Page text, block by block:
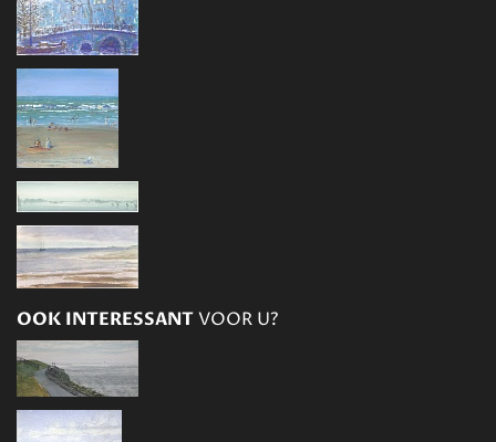
OOK INTERESSANTVOOR U?